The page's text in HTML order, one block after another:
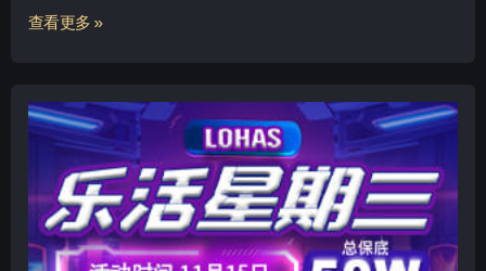
查看更多 »